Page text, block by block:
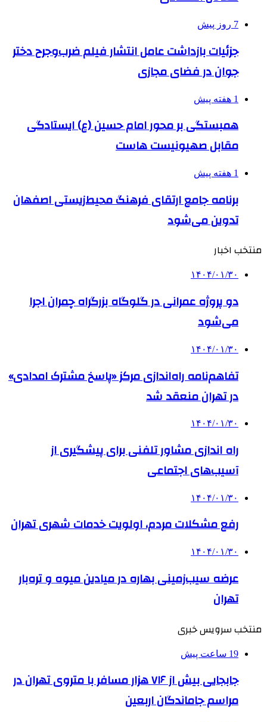
7 روز پیش
جزئیات بازداشت عامل انتشار فیلم ضرب‌وجرح دختر
جوان در فضای مجازی
1 هفته پیش
همبستگی بر محور امام حسین (ع) ایستادگی
مقابل صهیونیست هاست
1 هفته پیش
برنامه جامع ارتقای فرهنگ محیط‌زیستی اصفهان
تدوین می‌شود
منتخب اخبار
۱۴۰۴/۰۱/۳۰
دو پروژه عمرانی در گلوگاه بزرگراه چمران اجرا
می‌شود
۱۴۰۴/۰۱/۳۰
تفاهم‌نامه راه‌اندازی مرکز «پاسخ مشترک امدادی»
در تهران منعقد شد
۱۴۰۴/۰۱/۳۰
راه اندازی مشاور تلفنی برای پیشگیری از
آسیب‌های اجتماعی
۱۴۰۴/۰۱/۳۰
رفع مشکلات مردم، اولویت خدمات شهری تهران
۱۴۰۴/۰۱/۳۰
عرضه سیب‌زمینی بهاره در میادین میوه و تره‌بار
تهران
منتخب سرویس خبری
19 ساعت پیش
جابجایی بیش از ۷۱۶ هزار مسافر با متروی تهران در
مراسم جاماندگان اربعین